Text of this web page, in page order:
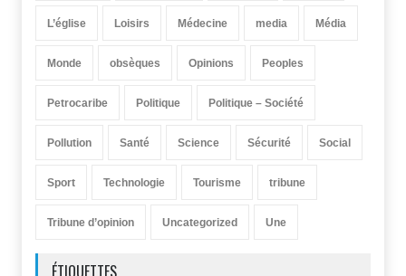
L’église Loisirs Médecine media Média
Monde obsèques Opinions Peoples
Petrocaribe Politique Politique – Société
Pollution Santé Science Sécurité Social
Sport Technologie Tourisme tribune
Tribune d’opinion Uncategorized Une
ÉTIQUETTES